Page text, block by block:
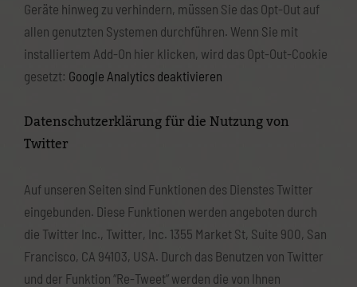
Geräte hinweg zu verhindern, müssen Sie das Opt-Out auf
allen genutzten Systemen durchführen. Wenn Sie mit
installiertem Add-On hier klicken, wird das Opt-Out-Cookie
gesetzt: Google Analytics deaktivieren
Datenschutzerklärung für die Nutzung von
Twitter
Auf unseren Seiten sind Funktionen des Dienstes Twitter
eingebunden. Diese Funktionen werden angeboten durch
die Twitter Inc., Twitter, Inc. 1355 Market St, Suite 900, San
Francisco, CA 94103, USA. Durch das Benutzen von Twitter
und der Funktion “Re-Tweet” werden die von Ihnen